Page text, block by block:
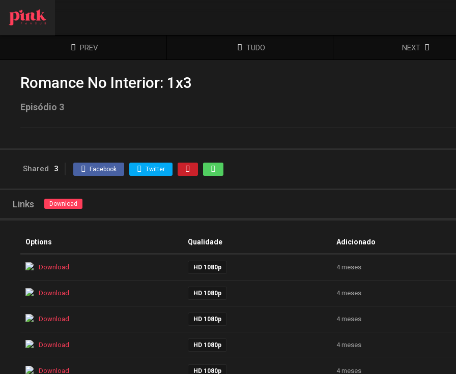
PREV TUDO NEXT
Romance No Interior: 1x3
Episódio 3
Shared 3 Facebook Twitter
Links Download
Options Qualidade Adicionado
Download HD 1080p 4 meses
Download HD 1080p 4 meses
Download HD 1080p 4 meses
Download HD 1080p 4 meses
Download HD 1080p 4 meses